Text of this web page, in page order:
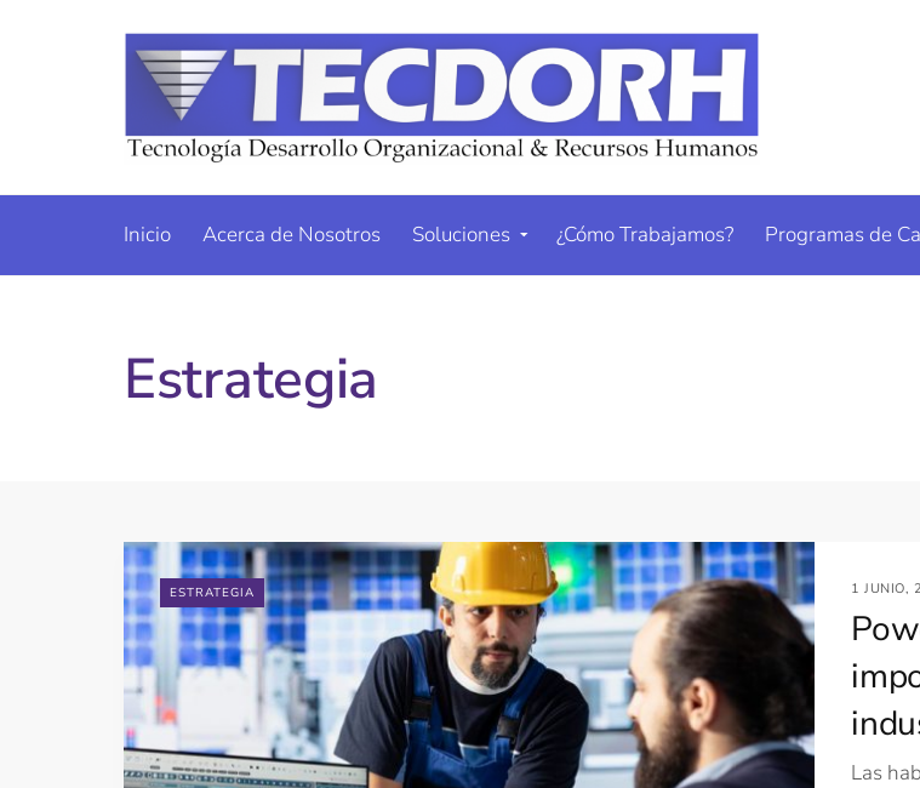
Inicio Acerca de Nosotros Soluciones ¿Cómo Trabajamos? Programas de
Estrategia
ESTRATEGIA 1 JUNIO,
Las